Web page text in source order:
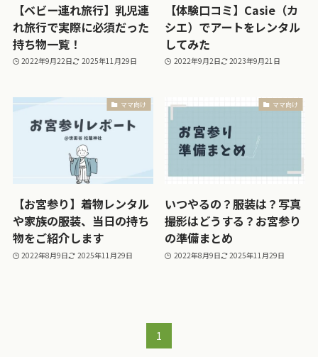
【ベビー連れ旅行】乳児連
れ旅行で実際に必須だった
持ち物一覧！
2022年9月22日 2025年11月29日
【体験口コミ】Casie（カ
シエ）でアートをレンタル
してみた
2022年9月2日 2023年9月21日
ママ向け
【お宮参り】着物レンタル
や家族の服装、当日の持ち
物をご紹介します
2022年8月9日 2025年11月29日
ママ向け
いつやるの？服装は？写真
撮影はどうする？お宮参り
の準備まとめ
2022年8月9日 2025年11月29日
1